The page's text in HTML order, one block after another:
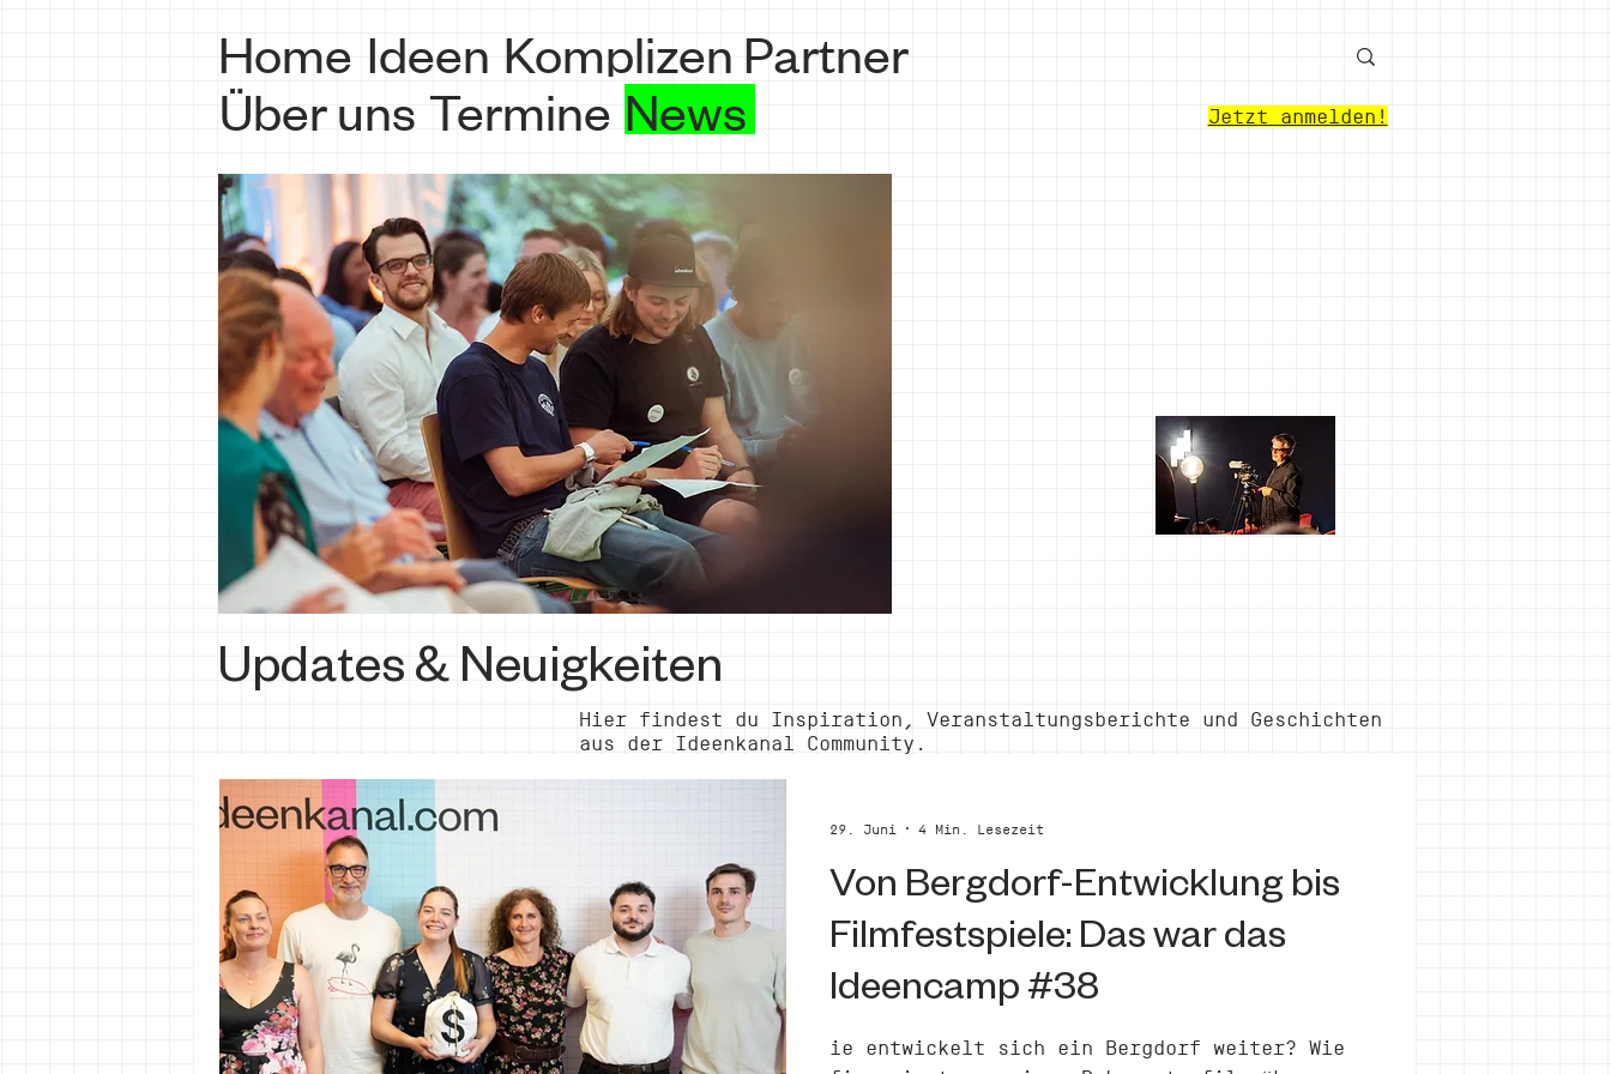
Home Ideen Komplizen Partner
Über uns Termine News Jetzt anmelden!
Updates & Neuigkeiten
Hier findest du Inspiration, Veranstaltungsberichte und Geschichten
aus der Ideenkanal Community.
Von Bergdorf-Entwicklung bis
Filmfestspiele: Das war das
Ideencamp #38
ie entwickelt sich ein Bergdorf weiter? Wie
29. Juni 4 Min. Lesezeit